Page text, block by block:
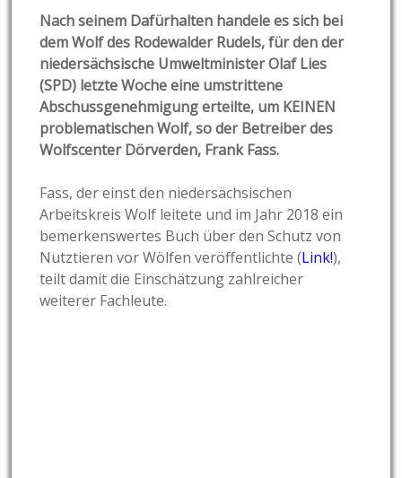
Nach seinem Dafürhalten handele es sich bei
dem Wolf des Rodewalder Rudels, für den der
niedersächsische Umweltminister Olaf Lies
(SPD) letzte Woche eine umstrittene
Abschussgenehmigung erteilte, um KEINEN
problematischen Wolf, so der Betreiber des
Wolfscenter Dörverden, Frank Fass.
Fass, der einst den niedersächsischen
Arbeitskreis Wolf leitete und im Jahr 2018 ein
bemerkenswertes Buch über den Schutz von
Nutztieren vor Wölfen veröffentlichte (Link!),
teilt damit die Einschätzung zahlreicher
weiterer Fachleute.